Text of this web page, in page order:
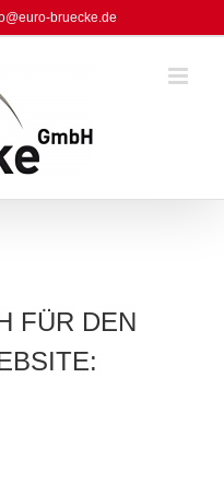
bruecke.de
FÜR DEN